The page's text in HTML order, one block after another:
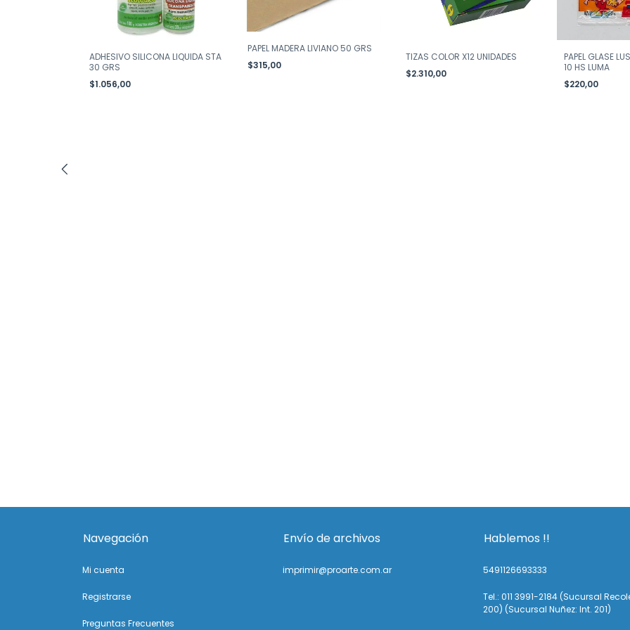
ADHESIVO SILICONA LIQUIDA STA
30 GRS
$1.056,00
PAPEL MADERA LIVIANO 50 GRS
$315,00
TIZAS COLOR X12 UNIDADES
$2.310,00
PAPEL GLASE
10 HS LUMA
$220,00
Navegación
Mi cuenta
Registrarse
Preguntas Frecuentes
Envío de archivos
imprimir@proarte.com.ar
Hablemos !!
5491126693333
Tel.: 011 3991-2184 (Sucursal
200) (Sucursal Nuñez: Int. 201)